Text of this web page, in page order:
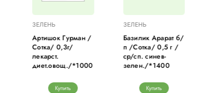
ЗЕЛЕНЬ
Артишок Гурман /
Сотка/ 0,3г/
лекарст.
диет.овощ./*1000
Купить
ЗЕЛЕНЬ
Базилик Арарат б/
п /Сотка/ 0,5 г /
ср/сп. синев-
зелен./*1400
Купить